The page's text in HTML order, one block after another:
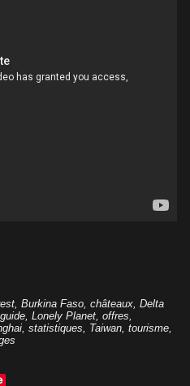
Burkina Faso châteaux Delta
guide Lonely Planet offres
statistiques Taiwan tourisme